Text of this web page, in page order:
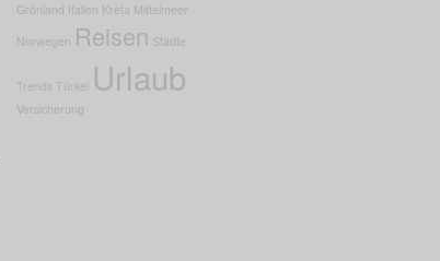
Grönland Italien Kreta Mittelmeer
Norwegen Reisen Städte
Trends Türkei Urlaub
Versicherung